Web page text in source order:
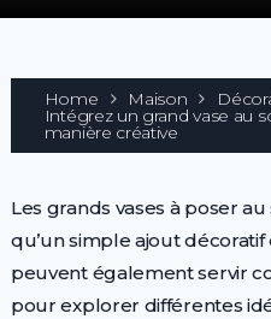
Home Maison
Intégrez un grand vase au
manière créative
Les grands vases à poser
qu’un simple ajout décoratif
peuvent également servir
pour explorer différentes